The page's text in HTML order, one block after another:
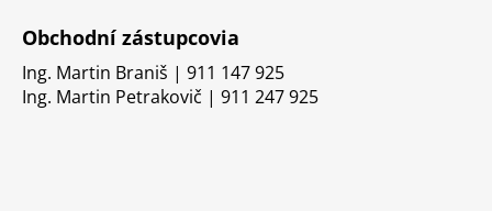
Obchodní zástupcovia
Ing. Martin Braniš | 911 147 925
Ing. Martin Petrakovič | 911 247 925